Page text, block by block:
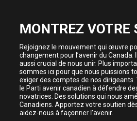
MONTREZ VOTRE
Rejoignez le mouvement qui œuvre
changement pour l’avenir du Canada.
aussi crucial de nous unir. Plus
sommes ici pour que nous puissions
exiger des comptes de nos
le Parti avenir canadien à défendre
novatrices. Des solutions qui nous
Canadiens. Apportez votre soutien
aidez-nous à façonner l’avenir.